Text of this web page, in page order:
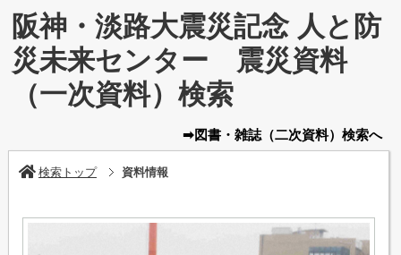
阪神・淡路大震災記念 人と防
災未来センター 震災資料
（一次資料）検索
➡図書・雑誌（二次資料） 検索へ
検索トップ 資料情報